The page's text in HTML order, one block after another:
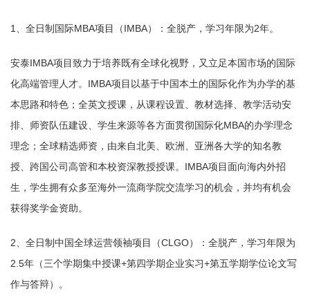
1、全日制国际MBA项目（IMBA）：全脱产，学习年限为2年。
安泰IMBA项目致力于培养既有全球化视野，又立足本国市场的国际
化高端管理人才。IMBA项目以基于中国本土的国际化作为办学的基
本思路和特色；全英文授课，从课程设置、教材选择、教学活动安
排、师资队伍建设、学生来源等各方面贯彻国际化MBA的办学理念
理念；全球精选师资，由来自北美、欧洲、亚洲各大学的知名教
授、跨国公司高管和本校资深教授授课。IMBA项目面向海内外招
生，学生拥有众多至海外一流商学院交流学习的机会，并均有机会
获得奖学金资助。
2、全日制中国全球运营领袖项目（CLGO）：全脱产，学习年限为
2.5年（三个学期集中授课+第四学期企业实习+第五学期学位论文写
作与答辩）。